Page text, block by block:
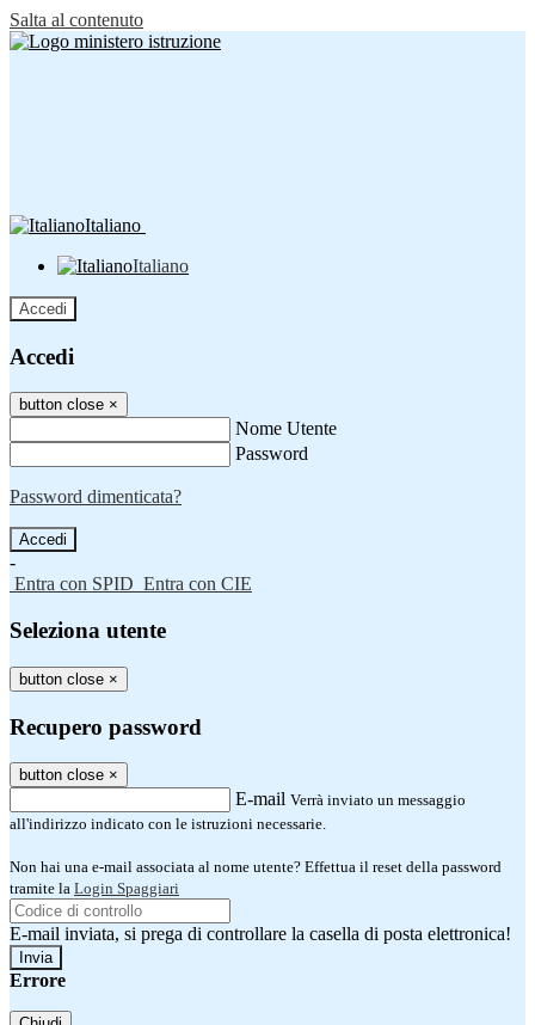
Salta al contenuto
Italiano
Italiano
Accedi
Accedi
button close ×
Nome Utente
Password
Password dimenticata?
-
Entra con SPID Entra con CIE
Seleziona utente
button close ×
Recupero password
button close ×
E-mail Verrà inviato un messaggio
all'indirizzo indicato con le istruzioni necessarie.
Non hai una e-mail associata al nome utente? Effettua il reset della password
tramite la Login Spaggiari
E-mail inviata, si prega di controllare la casella di posta elettronica!
Errore